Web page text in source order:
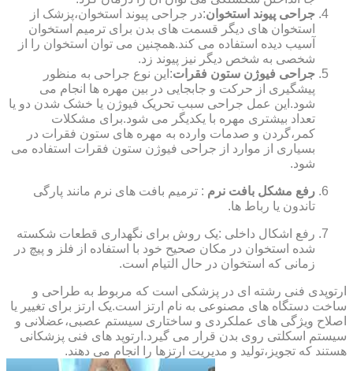
جراحی پیوند استخوان:در جراحی پیوند استخوان،پزشک از
استخوان های دیگر قسمت های بدن برای ترمیم استخوان
آسیب دیده استفاده می کند.همچنین می توان استخوان را از
شخصی به شخص دیگر نیز پیوند زد.
جراحی فیوژن ستون فقرات:این نوع جراحی به منظور
پیشگیری از حرکت و جابجایی در بین مهره ها انجام می
شود.این عمل جراحی سبب تحریک فیوژن یا خشک شدن دو یا
تعداد بیشتری مهره با یکدیگر می شود.برای مشکلات
کمر،گردن و صدمات وارده به مهره های ستون فقرات در
بسیاری از موارد از جراحی فیوژن ستون فقرات استفاده می
شود.
رفع مشکل بافت نرم : ترمیم بافت های نرم مانند پارگی
تاندون یا رباط ها.
رفع اشکال داخلی :یک روش برای نگهداری قطعات شکسته
شده استخوان در مکان صحیح خود با استفاده از فلز و پیچ در
زمانی که استخوان در حال التیام است.
ارتوپدی فنی رشته ای در پزشکی است که مربوط به طراحی و
ساخت دستگاه های مصنوعی به نام ارتز است.یک ارتز برای تغییر یا
اصلاح ویژگی های عملکردی و ساختاری سیستم عصبی،عضلانی و
سیستم اسکلتی روی بدن قرار می گیرد.ارتوپد های فنی پزشکانی
هستند که تجویز،تولید و مدیریت ارتزها را انجام می دهند.